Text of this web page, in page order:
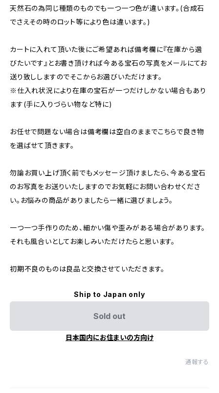
天然石の為同じ種類のものでも一つ一つ色が違います。(合成石
でさえその時のロット等により色は違います。)
カートに入れて頂いた後にご希望あれば備考欄に『在庫から選
びたいです』とお書き頂ければ今ある宝石の写真をメールにてお
送り致ししますのでそこからお選びいただけます。
※仕入れ状況により在庫の宝石が一つだけしかない場合もあり
ます(手に入りづらい物など特に)
お任せで問題ない場合は備考欄は空白のままでこちらで良き物
を選ばせて頂きます。
勿論お買い上げ頂く前でもメッセージ頂けましたら、今ある宝石
のお写真をお送りいたしますのでお気軽にお問い合わせくださ
い。お悩みの商品がありましたら一緒に選びましょう。
一つ一つ手作りのため、細かい傷や歪みがある場合があります。
それも風合いとしてお楽しみいただけたらと思います。
初期不良のものは良品と交換させていただきます。
Ship to Japan only
Sold out
日本国内にお住まいの方向け
通報する